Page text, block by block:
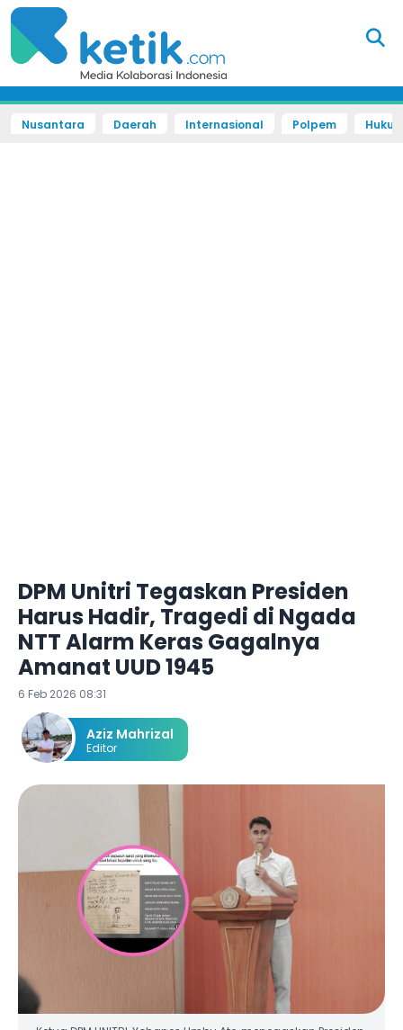
Nusantara Daerah Internasional Polpem
DPM Unitri Tegaskan Presiden
Harus Hadir, Tragedi di Ngada
NTT Alarm Keras Gagalnya
Amanat UUD 1945
6 Feb 2026 08:31
Aziz Mahrizal
Editor